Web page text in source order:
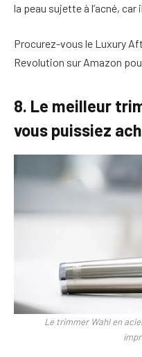
la peau sujette à l’acné,
Procurez-vous le Luxury
Revolution sur Amazon
8. Le meilleur
vous puissiez
Le trimmer Wahl en